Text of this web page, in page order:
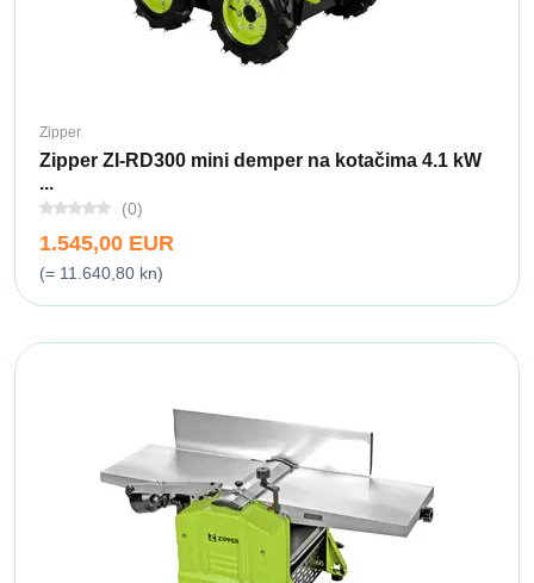
Zipper
Zipper ZI-RD300 mini demper na kotačima 4.1 kW
...
(0)
1.545,00 EUR
(= 11.640,80 kn)